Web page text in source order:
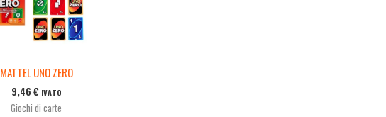
MATTEL UNO ZERO
9,46 € IVATO
Giochi di carte